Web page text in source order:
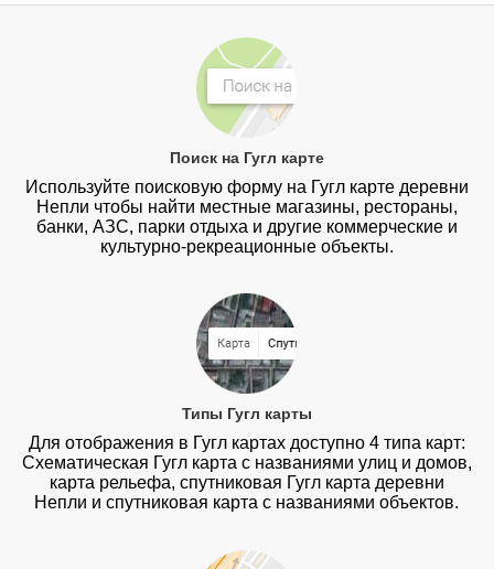
Поиск на Гугл карте
Используйте поисковую форму на Гугл карте деревни
Непли чтобы найти местные магазины, рестораны,
банки, АЗС, парки отдыха и другие коммерческие и
культурно-рекреационные объекты.
Типы Гугл карты
Для отображения в Гугл картах доступно 4 типа карт:
Схематическая Гугл карта с названиями улиц и домов,
карта рельефа, спутниковая Гугл карта деревни
Непли и спутниковая карта с названиями объектов.